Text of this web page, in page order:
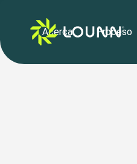
Acerca Proceso